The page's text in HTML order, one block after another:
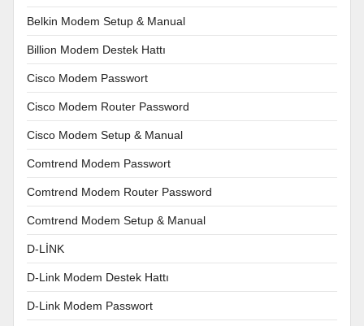
Belkin Modem Setup & Manual
Billion Modem Destek Hattı
Cisco Modem Passwort
Cisco Modem Router Password
Cisco Modem Setup & Manual
Comtrend Modem Passwort
Comtrend Modem Router Password
Comtrend Modem Setup & Manual
D-LİNK
D-Link Modem Destek Hattı
D-Link Modem Passwort